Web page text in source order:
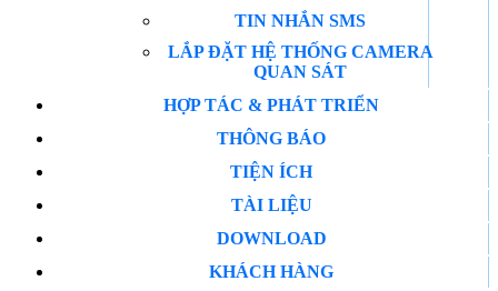
TIN NHẮN SMS
LẮP ĐẶT HỆ THỐNG CAMERA
QUAN SÁT
HỢP TÁC & PHÁT TRIỂN
THÔNG BÁO
TIỆN ÍCH
TÀI LIỆU
DOWNLOAD
KHÁCH HÀNG